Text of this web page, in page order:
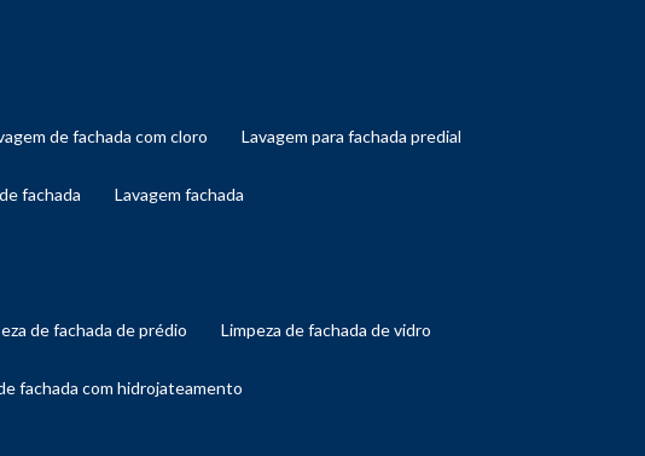
de fachada com cloro lavagem para fachada predial
fachada lavagem fachada
de fachada de prédio limpeza de fachada de vidro
fachada com hidrojateamento